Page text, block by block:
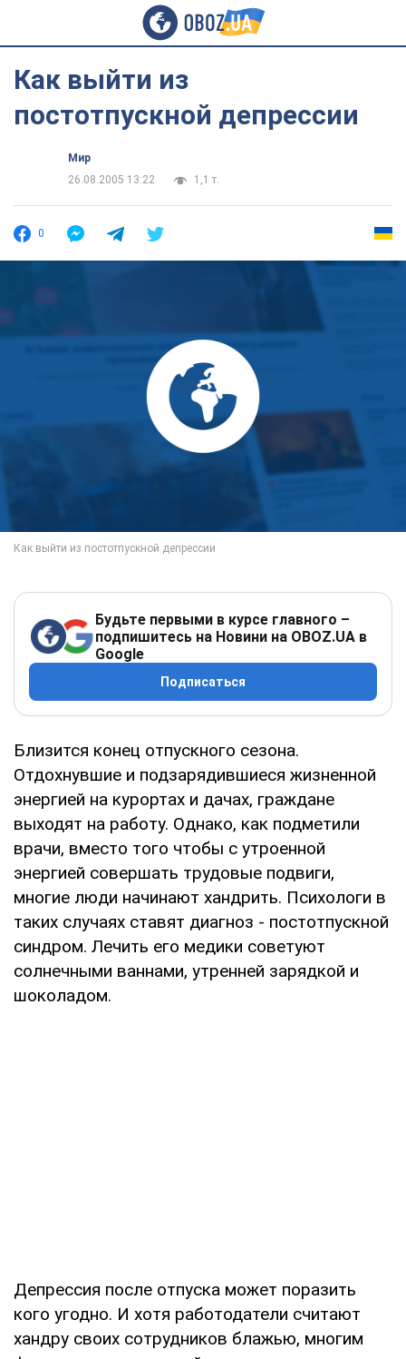
Как выйти из
постотпускной депрессии
Мир
26.08.2005 13:22
1,1 т.
0
Будьте первыми в курсе главного –
подпишитесь на Новини на OBOZ.UA в
Google
Подписаться
Близится конец отпускного сезона.
Отдохнувшие и подзарядившиеся жизненной
энергией на курортах и дачах, граждане
выходят на работу. Однако, как подметили
врачи, вместо того чтобы с утроенной
энергией совершать трудовые подвиги,
многие люди начинают хандрить. Психологи в
таких случаях ставят диагноз - постотпускной
синдром. Лечить его медики советуют
солнечными ваннами, утренней зарядкой и
шоколадом.
Депрессия после отпуска может поразить
кого угодно. И хотя работодатели считают
хандру своих сотрудников блажью, многим